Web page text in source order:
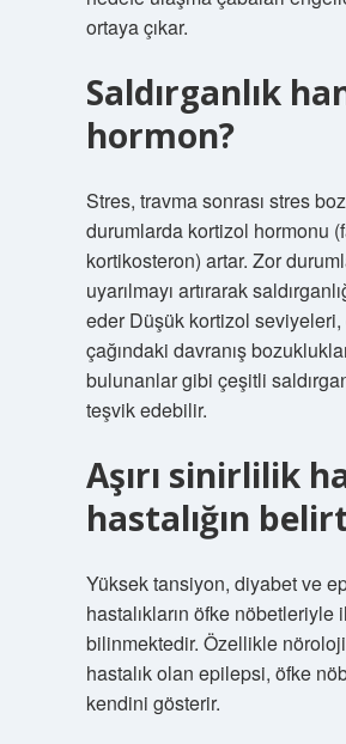
ortaya çıkar.
Saldırganlık
hormon?
Stres, travma sonrası stres
durumlarda kortizol hormonu
kortikosteron) artar. Zor
uyarılmayı artırarak
eder Düşük kortizol
çağındaki davranış
bulunanlar gibi çeşitli
teşvik edebilir.
Aşırı sinirlilik
hastalığın
Yüksek tansiyon, diyabet ve
hastalıkların öfke
bilinmektedir. Özellikle
hastalık olan epilepsi, öfke
kendini gösterir.